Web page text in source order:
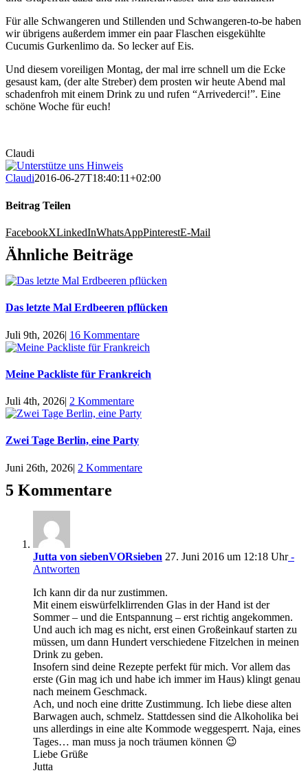
Für alle Schwangeren und Stillenden und Schwangeren-to-be haben
wir übrigens außerdem immer ein paar Flaschen eisgekühlte
Cucumis Gurkenlimo da. So lecker auf Eis.
Und diesem voreiligen Montag, der mal irre schnell um die Ecke
gesaust kam, (der alte Streber) dem prosten wir heute Abend mal
schadenfroh mit einem Drink zu und rufen “Arrivederci!”. Eine
schöne Woche für euch!
Claudi
Claudi2016-06-27T18:40:11+02:00
Beitrag Teilen
FacebookXLinkedInWhatsAppPinterestE-Mail
Ähnliche Beiträge
Das letzte Mal Erdbeeren pflücken
Juli 9th, 2026| 16 Kommentare
Meine Packliste für Frankreich
Juli 4th, 2026| 2 Kommentare
Zwei Tage Berlin, eine Party
Juni 26th, 2026| 2 Kommentare
5 Kommentare
Jutta von siebenVORsieben 27. Juni 2016 um 12:18 Uhr-
Antworten
Ich kann dir da nur zustimmen.
Mit einem eiswürfelklirrenden Glas in der Hand ist der
Sommer – und die Entspannung – erst richtig angekommen.
Und auch ich mag es nicht, erst einen Großeinkauf starten zu
müssen, um dann Hundert verschiedene Fitzelchen in meinen
Drink zu geben.
Insofern sind deine Rezepte perfekt für mich. Vor allem das
erste (Gin mag ich und habe ich immer im Haus) klingt genau
nach meinem Geschmack.
Ach, und noch eine dritte Zustimmung. Ich liebe diese alten
Barwagen auch, schmelz. Stattdessen sind die Alkoholika bei
uns allerdings in eine alte Kommode weggesperrt. Naja, eines
Tages… man muss ja noch träumen können 😉
Liebe Grüße
Jutta